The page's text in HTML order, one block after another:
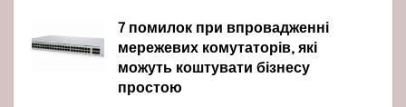
7 помилок при впровадженні
мережевих комутаторів, які
можуть коштувати бізнесу
простою